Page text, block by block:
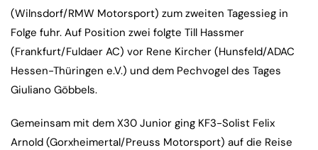
(Wilnsdorf/RMW Motorsport) zum zweiten Tagessieg in
Folge fuhr. Auf Position zwei folgte Till Hassmer
(Frankfurt/Fuldaer AC) vor Rene Kircher (Hunsfeld/ADAC
Hessen-Thüringen e.V.) und dem Pechvogel des Tages
Giuliano Göbbels.
Gemeinsam mit dem X30 Junior ging KF3-Solist Felix
Arnold (Gorxheimertal/Preuss Motorsport) auf die Reise